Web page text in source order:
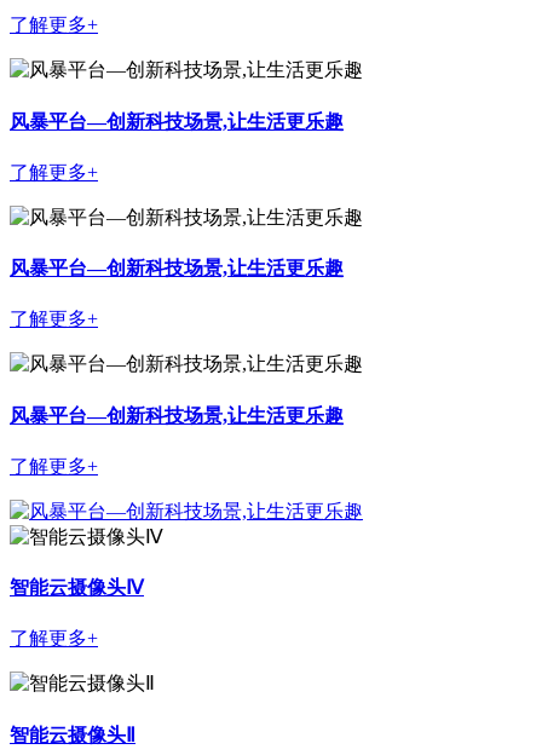
了解更多+
风暴平台—创新科技场景,让生活更乐趣
了解更多+
风暴平台—创新科技场景,让生活更乐趣
了解更多+
风暴平台—创新科技场景,让生活更乐趣
了解更多+
智能云摄像头Ⅳ
了解更多+
智能云摄像头Ⅱ